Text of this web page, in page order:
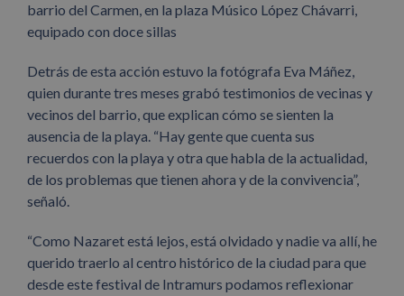
barrio del Carmen, en la plaza Músico López Chávarri,
equipado con doce sillas
Detrás de esta acción estuvo la fotógrafa Eva Máñez,
quien durante tres meses grabó testimonios de vecinas y
vecinos del barrio, que explican cómo se sienten la
ausencia de la playa. “Hay gente que cuenta sus
recuerdos con la playa y otra que habla de la actualidad,
de los problemas que tienen ahora y de la convivencia”,
señaló.
“Como Nazaret está lejos, está olvidado y nadie va allí, he
querido traerlo al centro histórico de la ciudad para que
desde este festival de Intramurs podamos reflexionar